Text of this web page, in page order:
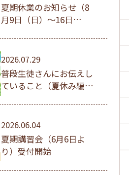
夏期休業のお知らせ（8
月9日（日）～16日
2026.07.29
普段生徒さんにお伝えし
ていること（夏休み編
①）
2026.06.04
夏期講習会（6月6日よ
り）受付開始